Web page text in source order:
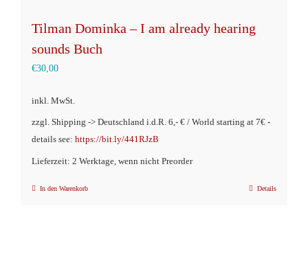
Tilman Dominka – I am already hearing
sounds Buch
€30,00
inkl. MwSt.
zzgl. Shipping -> Deutschland i.d.R. 6,- € / World starting at 7€ -
details see: https://bit.ly/441RJzB
Lieferzeit: 2 Werktage, wenn nicht Preorder
In den Warenkorb Details